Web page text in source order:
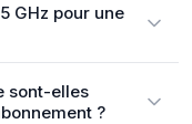
GHz pour une
sont-elles
?